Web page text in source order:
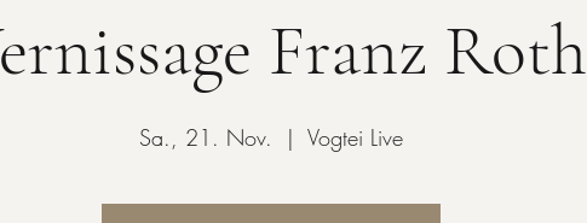
Franz Roth
Sa., 21. Nov.
  |
Vogtei Live